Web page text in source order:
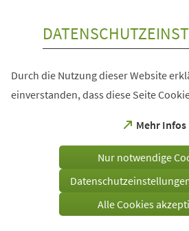
Durch die Nutzung dieser Website
einverstanden, dass diese Seite
Mehr Infos
(Öffnet
einem
Tab)
Nur notwendige
Alle Cookies